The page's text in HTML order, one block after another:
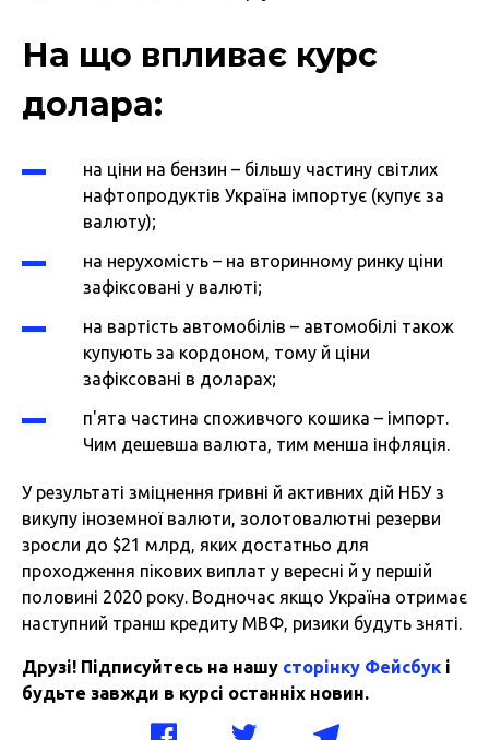
На що впливає курс
долара:
на ціни на бензин – більшу частину світлих
нафтопродуктів Україна імпортує (купує за
валюту);
на нерухомість – на вторинному ринку ціни
зафіксовані у валюті;
на вартість автомобілів – автомобілі також
купують за кордоном, тому й ціни
зафіксовані в доларах;
п'ята частина споживчого кошика – імпорт.
Чим дешевша валюта, тим менша інфляція.
У результаті зміцнення гривні й активних дій НБУ з
викупу іноземної валюти, золотовалютні резерви
зросли до $21 млрд, яких достатньо для
проходження пікових виплат у вересні й у першій
половині 2020 року. Водночас якщо Україна отримає
наступний транш кредиту МВФ, ризики будуть зняті.
Друзі! Підписуйтесь на нашу сторінку Фейсбук і
будьте завжди в курсі останніх новин.